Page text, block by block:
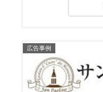
広告事例